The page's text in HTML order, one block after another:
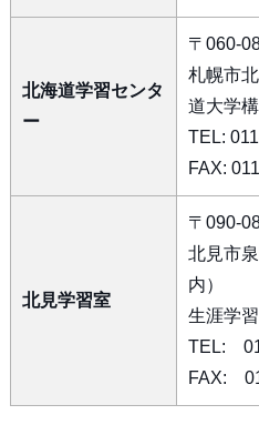
北海道学習センタ
ー
〒060-
札幌市
道大学構
TEL:
FAX:
北見学習室
〒090-
北見市
内）
生涯学
TEL:
FAX: